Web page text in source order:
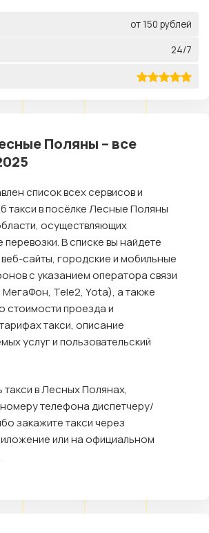
от 150 рублей
24/7
Поляны – все
список всех сервисов и
такси в посёлке Лесные Поляны
осуществляющих
В списке вы найдете
сайты, городские и мобильные
с указанием оператора связи
Tele2, Yota), а также
проезда и
такси, описание
услуг и пользовательский
такси в Лесных Полянах,
телефона диспетчеру/
закажите такси через
или на официальном